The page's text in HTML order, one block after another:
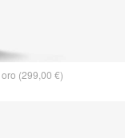
(299,00 €)